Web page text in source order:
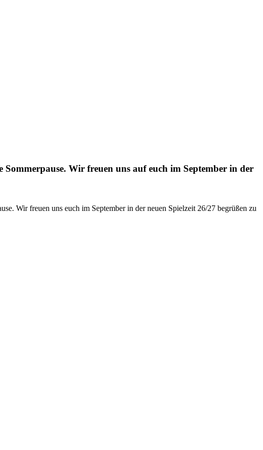
Wir freuen uns auf euch im September in der
Wir freuen uns euch im September in der neuen Spielzeit 26/27 begrüßen zu